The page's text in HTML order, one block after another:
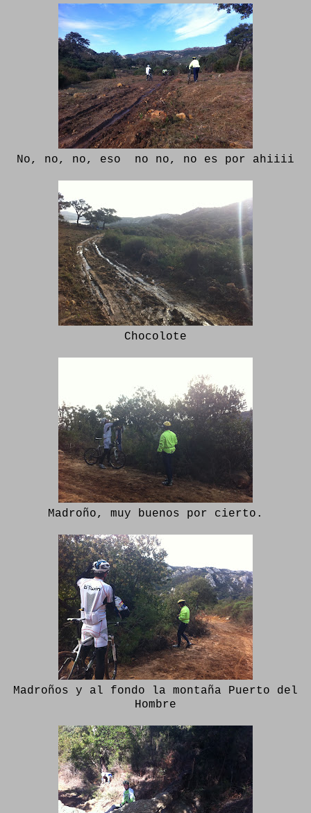
No, no, no, eso no no, no es por ahiiii
Chocolote
Madroño, muy buenos por cierto.
Madroños y al fondo la montaña Puerto del
Hombre